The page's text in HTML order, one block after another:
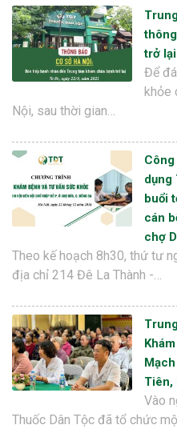
trở
Để
khỏe
Nội, sau thời gian…
dụng
buổi
cán
chợ
Theo kế hoạch 8h30, thứ tư
địa chỉ 214 Đê La Thành -…
Tiên,
Vào
Thuốc Dân Tộc đã tổ chức